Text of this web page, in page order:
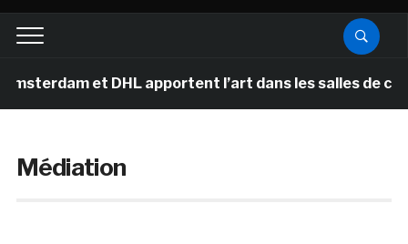
et DHL apportent l’art dans les salles de classe des
Médiation